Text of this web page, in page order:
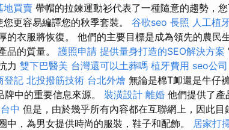
地買賣 帶帽的拉鍊運動衫代表了一種隨意的趨勢，
更容易編譯您的秋季套裝。 谷歌seo 長照 人工植
的衣服將恢復。 他們的主要目標是成為領先的農民
品的質量。 護照申請 提供量身打造的SEO解決方案
力 雙下巴醫美 台灣還可以土葬嗎 植牙費用 seo公司
登記 北投撥筋技術 台北外燴 無論是棉T卹還是牛仔
中的重要信息來源。 裝潢設計 離婚 他們提供了產
中 但是，由於幾乎所有內容都在互聯網上，因此目
，為男女提供時尚的服裝，鞋子和配飾。 居家打